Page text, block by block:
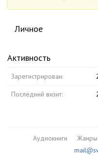
Личное
Активность
Зарегистрирован:
Последний визит:
Аудиокниги Жанры